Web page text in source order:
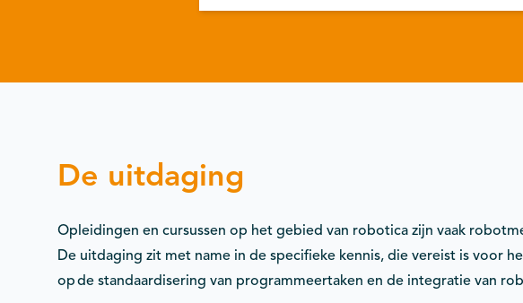
De uitdaging
Opleidingen en cursussen op het gebied van robotica zijn vaak
De uitdaging zit met name in de specifieke kennis, die vereist is voor
op de standaardisering van programmeertaken en de integratie van